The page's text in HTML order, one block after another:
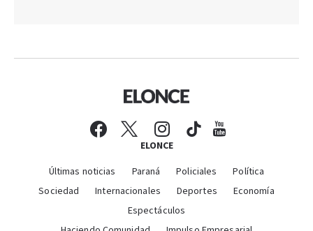
ELONCE
Últimas noticias Paraná Policiales
Política
Sociedad
Internacionales Deportes
Economía
Espectáculos